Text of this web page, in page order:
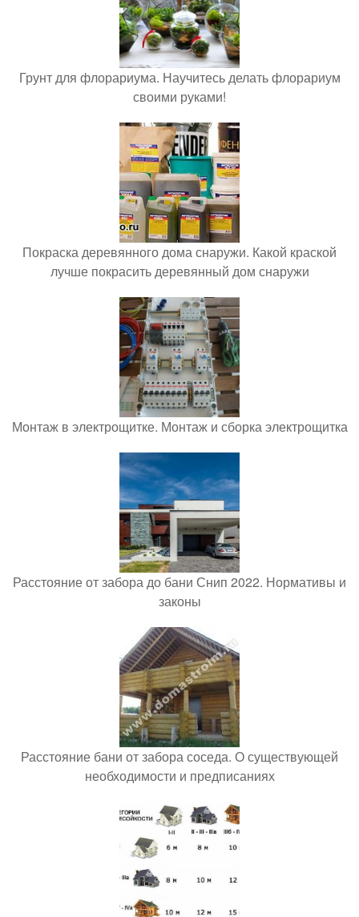
Грунт для флорариума. Научитесь делать флорариум
своими руками!
Покраска деревянного дома снаружи. Какой краской
лучше покрасить деревянный дом снаружи
Монтаж в электрощитке. Монтаж и сборка электрощитка
Расстояние от забора до бани Снип 2022. Нормативы и
законы
Расстояние бани от забора соседа. О существующей
необходимости и предписаниях